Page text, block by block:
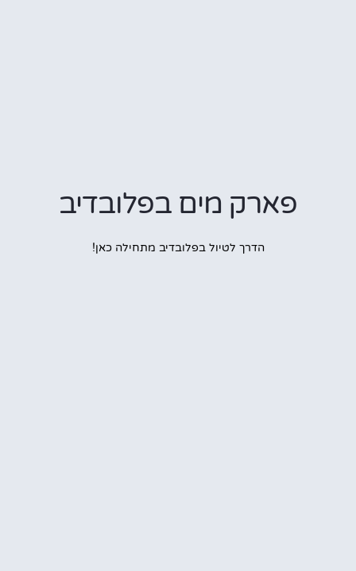
פארק מים בפלובדיב
הדרך לטיול בפלובדיב מתחילה כאן!